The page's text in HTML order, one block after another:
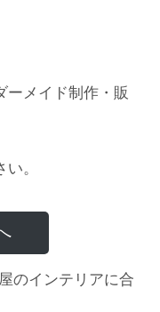
ーメイド制作・販
。
のインテリアに合